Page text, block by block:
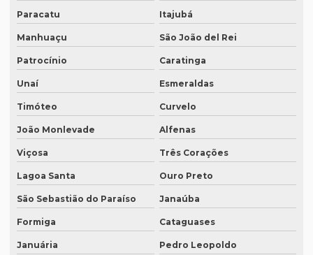
Empresa de tradução juramentada sp
Empresa de tradução e legendagem
Empresa de tradução de patentes
Empresa de tradução de patentes em curitiba
Empresa de tradução de patentes em porto alegre
Empresa de tradução rj
Empresa de tradução em são paulo
Empresa de tradução simultanea
Paracatu Itajubá
Manhuaçu São João del Rei
Patrocínio Caratinga
Unaí Esmeraldas
Timóteo Curvelo
João Monlevade Alfenas
Viçosa Três Corações
Lagoa Santa Ouro Preto
São Sebastião do Paraíso Janaúba
Formiga Cataguases
Januária Pedro Leopoldo